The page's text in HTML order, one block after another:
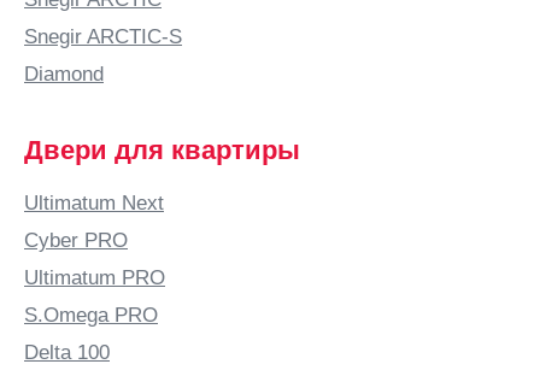
Snegir ARCTIC-S
Diamond
Двери для квартиры
Ultimatum Next
Cyber PRO
Ultimatum PRO
S.Omega PRO
Delta 100